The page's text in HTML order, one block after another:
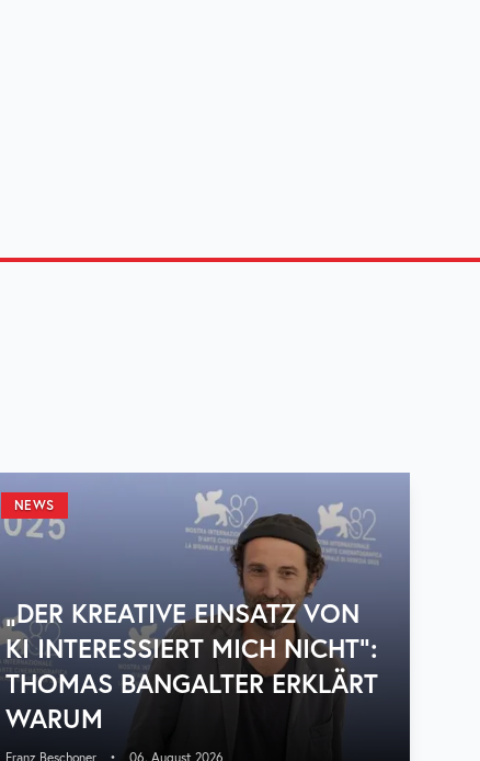
NEWS
„DER KREATIVE EINSATZ VON
KI INTERESSIERT MICH NICHT“:
THOMAS BANGALTER ERKLÄRT
WARUM
Franz Beschoner • 06. August 2026